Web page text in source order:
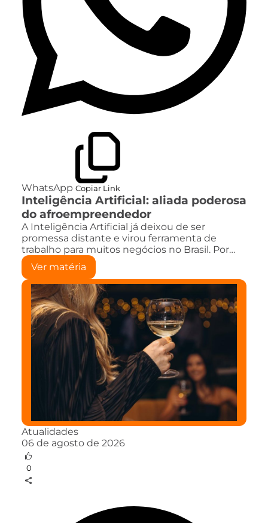
WhatsApp Copiar Link
Inteligência Artificial: aliada poderosa
do afroempreendedor
A Inteligência Artificial já deixou de ser
promessa distante e virou ferramenta de
trabalho para muitos negócios no Brasil. Por…
Ver matéria
Atualidades
06 de agosto de 2026
0